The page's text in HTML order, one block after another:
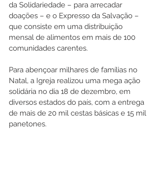
da Solidariedade – para arrecadar
doações – e o Expresso da Salvação –
que consiste em uma distribuição
mensal de alimentos em mais de 100
comunidades carentes.
Para abençoar milhares de famílias no
Natal, a Igreja realizou uma mega ação
solidária no dia 18 de dezembro, em
diversos estados do país, com a entrega
de mais de 20 mil cestas básicas e 15 mil
panetones.